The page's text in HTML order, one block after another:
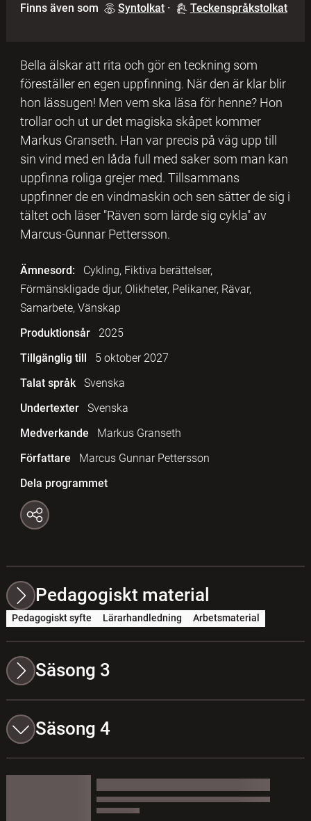
Finns även som Syntolkat · Teckenspråkstolkat
Bella älskar att rita och gör en teckning som
föreställer en egen uppfinning. När den är klar blir
hon lässugen! Men vem ska läsa för henne? Hon
trollar och ut ur det magiska skåpet kommer
Markus Granseth. Han var precis på väg upp till
sin vind med en låda full med saker som man kan
uppfinna roliga grejer med. Tillsammans
uppfinner de en vindmaskin och sen sätter de sig i
tältet och läser "Räven som lärde sig cykla" av
Marcus-Gunnar Pettersson.
Ämnesord:
Cykling, Fiktiva berättelser,
Förmänskligade djur, Olikheter, Pelikaner, Rävar,
Samarbete, Vänskap
Produktionsår
2025
Tillgänglig till
5 oktober 2027
Talat språk
Svenska
Undertexter
Svenska
Medverkande
Markus Granseth
Författare
Marcus Gunnar Pettersson
Dela programmet
Pedagogiskt material
Pedagogiskt syfte Lärarhandledning Arbetsmaterial
Säsong 3
Säsong 4